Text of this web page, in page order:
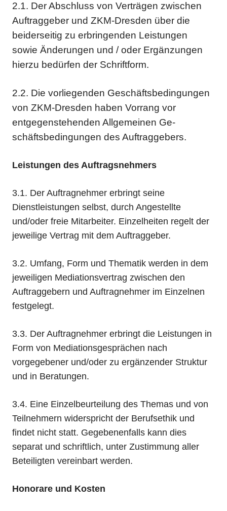
2.1. Der Abschluss von Verträgen zwischen
Auftraggeber und ZKM-Dresden über die
beiderseitig zu erbringenden Leistungen
sowie Änderungen und / oder Ergänzungen
hierzu bedürfen der Schriftform.
2.2. Die vorliegenden Geschäftsbedingungen
von ZKM-Dresden haben Vorrang vor
entgegenstehenden Allgemeinen Ge­
schäftsbedingungen des Auftraggebers.
Leistungen des Auftragsnehmers
3.1. Der Auftragnehmer erbringt seine
Dienstleistungen selbst, durch Angestellte
und/oder freie Mitarbeiter. Einzelheiten regelt der
jeweilige Vertrag mit dem Auftraggeber.
3.2. Umfang, Form und Thematik werden in dem
jeweiligen Mediationsvertrag zwischen den
Auftraggebern und Auftragnehmer im Einzelnen
festgelegt.
3.3. Der Auftragnehmer erbringt die Leistungen in
Form von Mediationsgesprächen nach
vorgegebener und/oder zu ergänzender Struktur
und in Beratungen.
3.4. Eine Einzelbeurteilung des Themas und von
Teilnehmern widerspricht der Berufsethik und
findet nicht statt. Gegebenenfalls kann dies
separat und schriftlich, unter Zustimmung aller
Beteiligten vereinbart werden.
Honorare und Kosten